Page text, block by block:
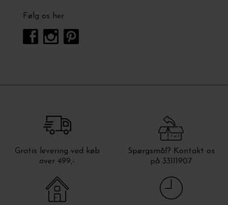
Følg os her
Gratis levering ved køb
over 499,-
Spørgsmål? Kontakt os
på 33111907